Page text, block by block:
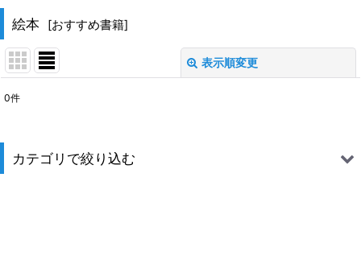
絵本 [おすすめ書籍]
表示順変更
表示数:
0件
カテゴリで絞り込む